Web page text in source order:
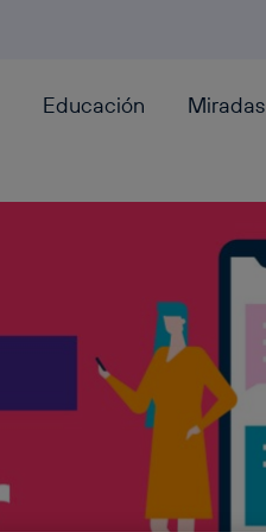
Educación
Miradas